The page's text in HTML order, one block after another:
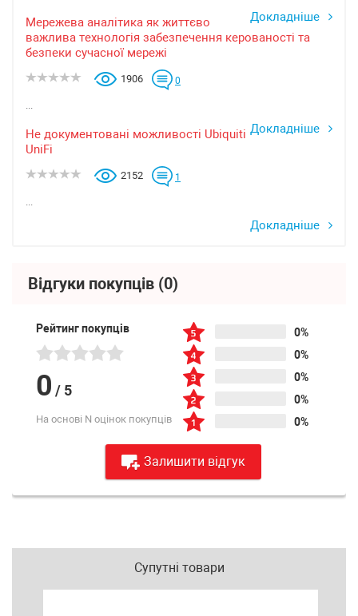
Докладніше
Мережева аналітика як життєво
важлива технологія забезпечення керованості та
безпеки сучасної мережі
1906 0
...
Докладніше
Не документовані можливості Ubiquiti
UniFi
2152 1
...
Докладніше
Відгуки покупців (0)
Рейтинг покупців
0 / 5
На основі N оцінок покупців
0%
0%
0%
0%
0%
Залишити відгук
Супутні товари